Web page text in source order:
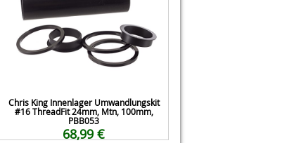
Chris King Innenlager Umwandlungskit
#16 ThreadFit 24mm, Mtn, 100mm,
PBB053
68,99 €